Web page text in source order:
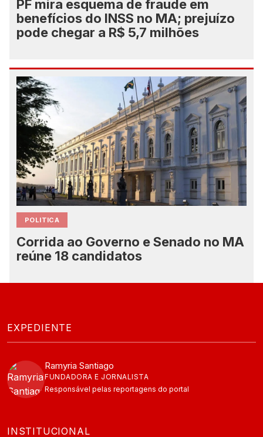
PF mira esquema de fraude em
benefícios do INSS no MA; prejuízo
pode chegar a R$ 5,7 milhões
POLITICA
Corrida ao Governo e Senado no MA
reúne 18 candidatos
EXPEDIENTE
Ramyria Santiago
FUNDADORA E JORNALISTA
Responsável pelas reportagens do portal
INSTITUCIONAL